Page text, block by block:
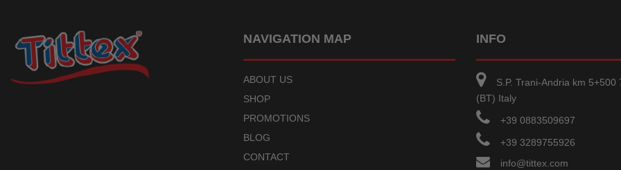
NAVIGATION MAP
ABOUT US
SHOP
PROMOTIONS
BLOG
CONTACT
INFO
S.P. Trani-Andria km 5+500
(BT) Italy
+39 0883509697
+39 3289755926
info@tittex.com